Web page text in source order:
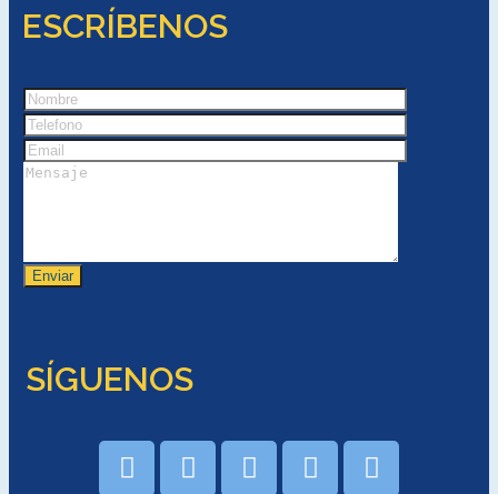
ESCRÍBENOS
SÍGUENOS